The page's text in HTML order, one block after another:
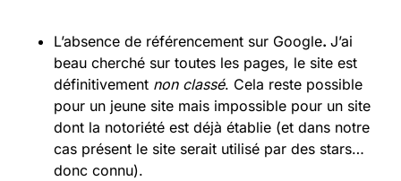
L’absence de référencement sur Google. J’ai
beau cherché sur toutes les pages, le site est
définitivement non classé. Cela reste possible
pour un jeune site mais impossible pour un site
dont la notoriété est déjà établie (et dans notre
cas présent le site serait utilisé par des stars…
donc connu).